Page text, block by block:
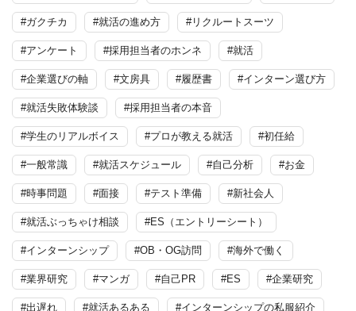
#ガクチカ #就活の進め方 #リクルートスーツ
#アンケート #採用担当者のホンネ #就活
#企業選びの軸 #文房具 #履歴書 #インターン選び方
#就活失敗体験談 #採用担当者の本音
#学生のリアルボイス #プロが教える就活 #初任給
#一般常識 #就活スケジュール #自己分析 #お金
#時事問題 #面接 #テスト準備 #新社会人
#就活ぶっちゃけ相談 #ES（エントリーシート）
#インターンシップ #OB・OG訪問 #海外で働く
#業界研究 #マンガ #自己PR #ES #企業研究
#出遅れ #就活あるある #インターンシップの私服紹介